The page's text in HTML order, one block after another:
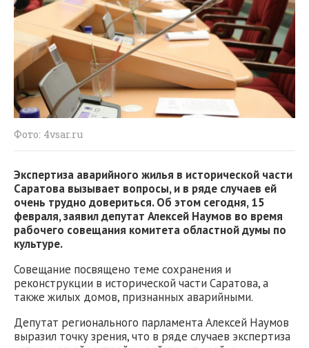
Фото: 4vsar.ru
Экспертиза аварийного жилья в исторической части
Саратова вызывает вопросы, и в ряде случаев ей
очень трудно довериться. Об этом сегодня, 15
февраля, заявил депутат Алексей Наумов во время
рабочего совещания комитета областной думы по
культуре.
Совещание посвящено теме сохранения и
реконструкции в исторической части Саратова, а
также жилых домов, признанных аварийными.
Депутат регионального парламента Алексей Наумов
выразил точку зрения, что в ряде случаев экспертиза